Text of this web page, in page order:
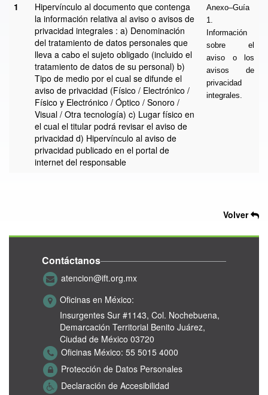
1
Hipervínculo al documento que contenga
la información relativa al aviso o avisos de
privacidad integrales : a) Denominación
del tratamiento de datos personales que
lleva a cabo el sujeto obligado (incluido el
tratamiento de datos de su personal) b)
Tipo de medio por el cual se difunde el
aviso de privacidad (Físico / Electrónico /
Físico y Electrónico / Óptico / Sonoro /
Visual / Otra tecnología) c) Lugar físico en
el cual el titular podrá revisar el aviso de
privacidad d) Hipervínculo al aviso de
privacidad publicado en el portal de
internet del responsable
Anexo–Guía
1.
Información
sobre el
aviso o los
avisos de
privacidad
integrales.
Volver
Contáctanos
atencion@ift.org.mx
Oficinas en México:
Insurgentes Sur #1143, Col. Nochebuena,
Demarcación Territorial Benito Juárez,
Ciudad de México 03720
Oficinas México: 55 5015 4000
Protección de Datos Personales
Declaración de Accesibilidad